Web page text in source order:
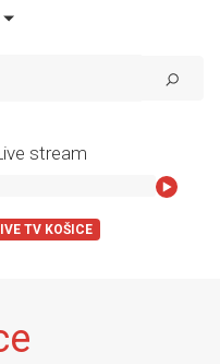
stream
TV KOŠICE